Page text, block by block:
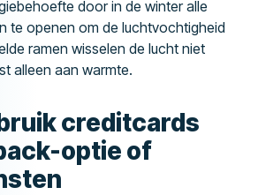
door in de winter alle
te openen om de luchtvochtigheid
ramen wisselen de lucht niet
alleen aan warmte.
creditcards
optie of